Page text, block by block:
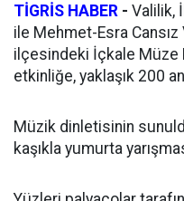
TİGRİS HABER - Valilik,
ile Mehmet-Esra
ilçesindeki İçkale Müze
etkinliğe, yaklaşık 200
Müzik dinletisinin
kaşıkla yumurta